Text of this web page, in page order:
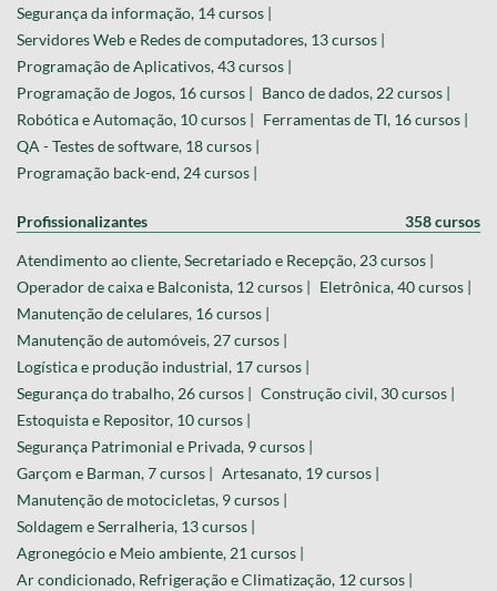
Segurança da informação, 14 cursos |
Servidores Web e Redes de computadores, 13 cursos |
Programação de Aplicativos, 43 cursos |
Programação de Jogos, 16 cursos | Banco de dados, 22 cursos |
Robótica e Automação, 10 cursos | Ferramentas de TI, 16 cursos |
QA - Testes de software, 18 cursos |
Programação back-end, 24 cursos |
Profissionalizantes 358 cursos
Atendimento ao cliente, Secretariado e Recepção, 23 cursos |
Operador de caixa e Balconista, 12 cursos | Eletrônica, 40 cursos |
Manutenção de celulares, 16 cursos |
Manutenção de automóveis, 27 cursos |
Logística e produção industrial, 17 cursos |
Segurança do trabalho, 26 cursos | Construção civil, 30 cursos |
Estoquista e Repositor, 10 cursos |
Segurança Patrimonial e Privada, 9 cursos |
Garçom e Barman, 7 cursos | Artesanato, 19 cursos |
Manutenção de motocicletas, 9 cursos |
Soldagem e Serralheria, 13 cursos |
Agronegócio e Meio ambiente, 21 cursos |
Ar condicionado, Refrigeração e Climatização, 12 cursos |